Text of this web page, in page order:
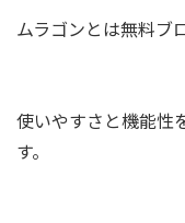
ムラゴンとは無料ブ
使いやすさと機能性
す。